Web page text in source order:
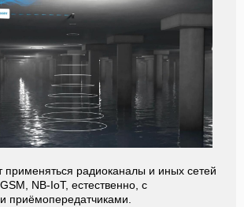
применяться радиоканалы и иных сетей
NB-IoT, естественно, с
приёмопередатчиками.